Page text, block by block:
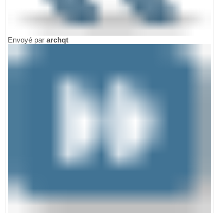
Envoyé par archqt